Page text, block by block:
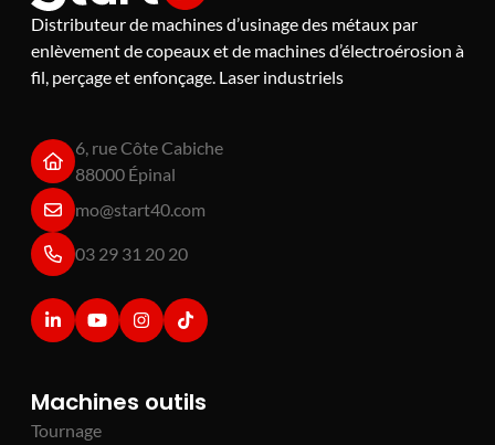
Distributeur de machines d’usinage des métaux par
enlèvement de copeaux et de machines d’électroérosion à
fil, perçage et enfonçage. Laser industriels
6, rue Côte Cabiche
88000 Épinal
mo@start40.com
03 29 31 20 20
Machines outils
Tournage